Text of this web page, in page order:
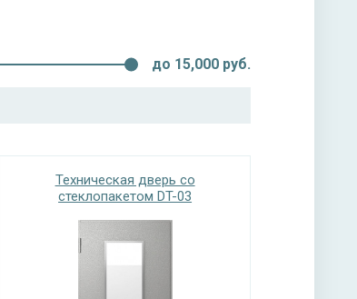
до 15,000 руб.
Техническая дверь со
стеклопакетом DT-03